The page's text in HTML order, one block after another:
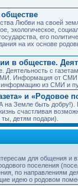
Любви на своей
экологическое,
его
на их основе
в обществе.
с
Информация от СМИ
из СМИ и
и «Родовое
Земле быть добру!).
счастливая
детям подари).
для общения и
поселения
по направлениям
идею о родовом